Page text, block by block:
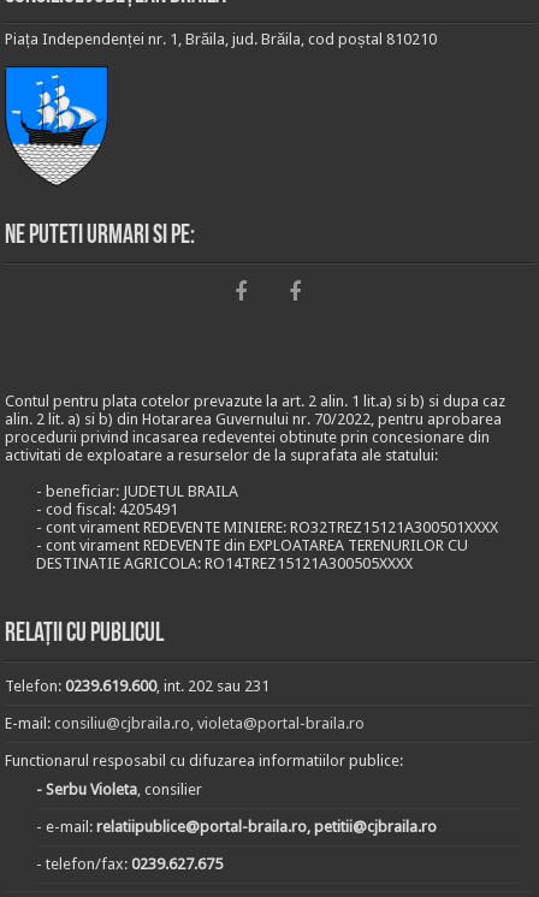
Piața Independenței nr. 1, Brăila, jud. Brăila, cod poștal 810210
Ne puteti urmari si pe:
Contul pentru plata cotelor prevazute la art. 2 alin. 1 lit.a) si b) si dupa caz
alin. 2 lit. a) si b) din Hotararea Guvernului nr. 70/2022, pentru aprobarea
procedurii privind incasarea redeventei obtinute prin concesionare din
activitati de exploatare a resurselor de la suprafata ale statului:
- beneficiar: JUDETUL BRAILA
- cod fiscal: 4205491
- cont virament REDEVENTE MINIERE: RO32TREZ15121A300501XXXX
- cont virament REDEVENTE din EXPLOATAREA TERENURILOR CU
DESTINATIE AGRICOLA: RO14TREZ15121A300505XXXX
Relații cu publicul
Telefon:0239.619.600, int. 202 sau 231
E-mail:consiliu@cjbraila.ro,violeta@portal-braila.ro
Functionarul resposabil cu difuzarea informatiilor publice:
- Serbu Violeta, consilier
- e-mail:relatiipublice@portal-braila.ro, petitii@cjbraila.ro
- telefon/fax:0239.627.675